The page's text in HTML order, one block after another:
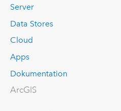
Server
Data Stores
Cloud
Apps
Dokumentation
ArcGIS